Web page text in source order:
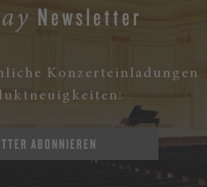
Newsletter
Konzerteinladungen
ABONNIEREN